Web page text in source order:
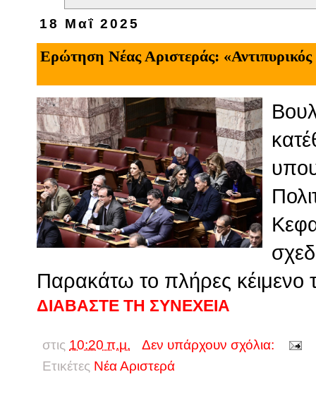
18 Μαΐ 2025
Ερώτηση Νέας Αριστεράς:
Παρακάτω το πλήρες κέιμενο
ΔΙΑΒΑΣΤΕ ΤΗ ΣΥΝΕΧΕΙΑ
στις 10:20 π.μ.
Δεν υπάρχουν σχόλια:
Ετικέτες Νέα Αριστερά